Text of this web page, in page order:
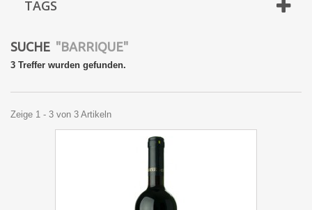
TAGS
SUCHE "BARRIQUE"
3 Treffer wurden gefunden.
Zeige 1 - 3 von 3 Artikeln